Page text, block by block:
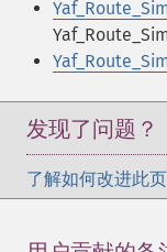
发现了问题？
了解如何改进此